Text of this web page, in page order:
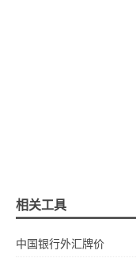
相关工具
中国银行外汇牌价